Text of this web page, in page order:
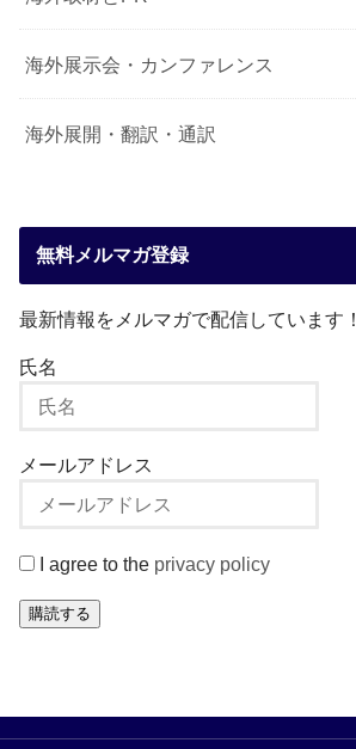
海外展示会・カンファレンス
海外展開・翻訳・通訳
無料メルマガ登録
最新情報をメルマガで配信しています！
氏名
メールアドレス
I agree to the privacy policy
購読する